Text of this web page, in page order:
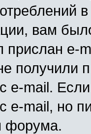
вам
e-
получили
e-mail.
e-mail, но
форума.